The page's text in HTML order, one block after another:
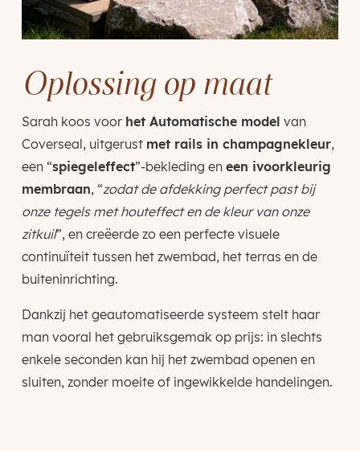
Oplossing op maat
Sarah koos voor het Automatische model van
Coverseal, uitgerust met rails in champagnekleur,
een “spiegeleffect”-bekleding en een ivoorkleurig
membraan, “zodat de afdekking perfect past bij
onze tegels met houteffect en de kleur van onze
zitkuil”, en creëerde zo een perfecte visuele
continuïteit tussen het zwembad, het terras en de
buiteninrichting.
Dankzij het geautomatiseerde systeem stelt haar
man vooral het gebruiksgemak op prijs: in slechts
enkele seconden kan hij het zwembad openen en
sluiten, zonder moeite of ingewikkelde handelingen.